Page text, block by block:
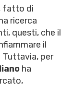
fatto di
ricerca
questi, che il
il
Tuttavia, per
ha